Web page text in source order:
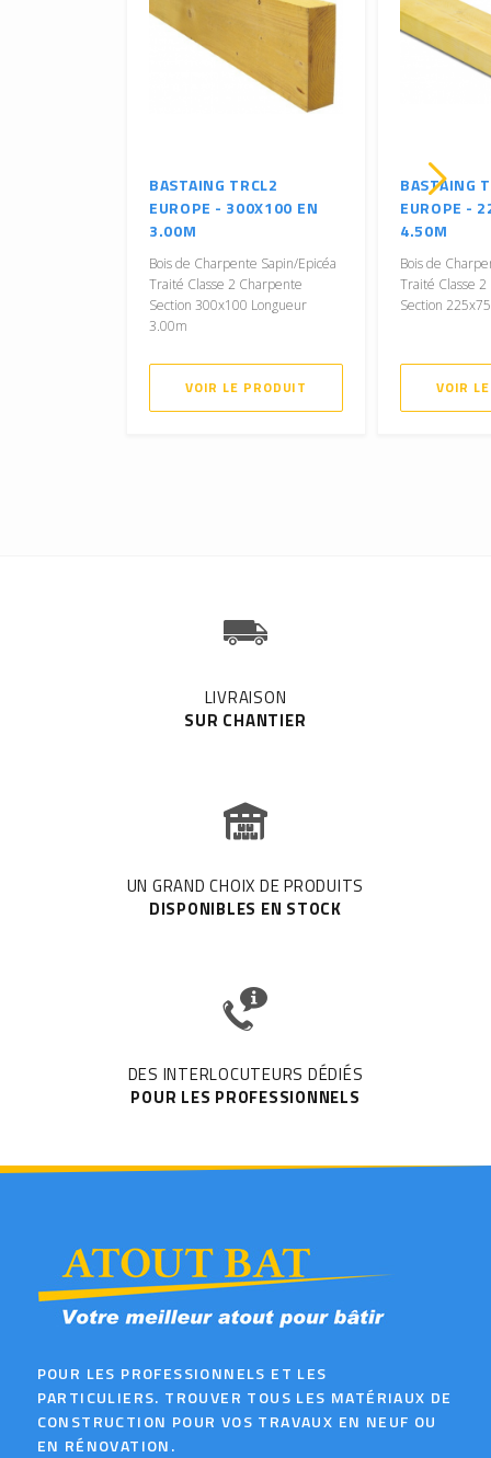
BASTAING TRCL2
EUROPE - 300X100 EN
3.00M
Bois de Charpente Sapin/Epicéa
Traité Classe 2 Charpente
Section 300x100 Longueur
3.00m
VOIR LE PRODUIT
BASTAING
EUROPE -
4.50M
Bois de
Traité Classe
Section
VOIR
LIVRAISON
SUR CHANTIER
UN GRAND CHOIX DE PRODUITS
DISPONIBLES EN STOCK
DES INTERLOCUTEURS DÉDIÉS
POUR LES PROFESSIONNELS
POUR LES PROFESSIONNELS ET LES
PARTICULIERS. TROUVER TOUS LES MATÉRIAUX DE
CONSTRUCTION POUR VOS TRAVAUX EN NEUF OU
EN RÉNOVATION.